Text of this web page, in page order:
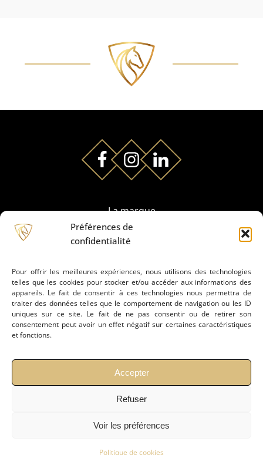
Préférences de
confidentialité
Pour offrir les meilleures expériences, nous utilisons des technologies
telles que les cookies pour stocker et/ou accéder aux informations des
appareils. Le fait de consentir à ces technologies nous permettra de
traiter des données telles que le comportement de navigation ou les ID
uniques sur ce site. Le fait de ne pas consentir ou de retirer son
consentement peut avoir un effet négatif sur certaines caractéristiques
et fonctions.
Accepter
Refuser
Voir les préférences
Politique de cookies
La marque
Prestation de montage
Conseils
Actualités
Contact
Politiques de confidentialié